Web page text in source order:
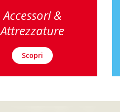
Accessori &
Attrezzature
Scopri